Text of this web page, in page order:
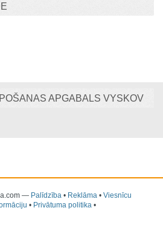
APGABALS VYSKOV
— Palīdzība • Reklāma • Viesnīcu
• Privātuma politika •